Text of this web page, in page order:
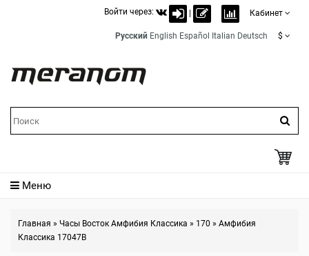
Войти через: Кабинет
Русский English Español Italian Deutsch $
Меню
Главная » Часы Восток Амфибия Классика » 170 » Амфибия
Классика 17047B